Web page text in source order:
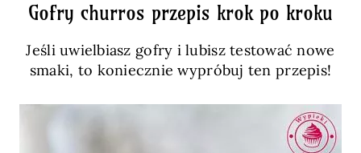
Gofry churros przepis krok po kroku
Jeśli uwielbiasz gofry i lubisz testować nowe
smaki, to koniecznie wypróbuj ten przepis!